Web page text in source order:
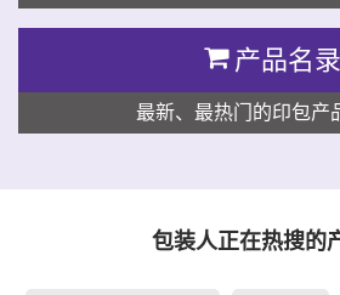
产品名录
最新、最热门的印包产
包装人正在热搜的